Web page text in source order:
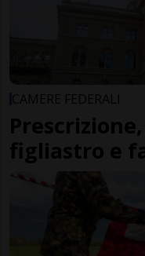
CAMERE FEDERALI
figliastro e